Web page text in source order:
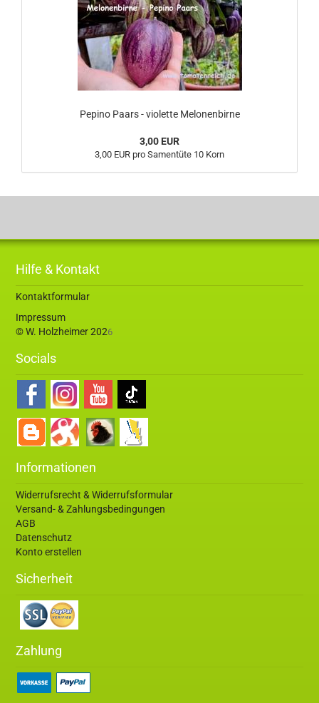
Pepino Paars - violette Melonenbirne
3,00 EUR
3,00 EUR pro Samentüte 10 Korn
Hilfe & Kontakt
Kontaktformular
Impressum
© W. Holzheimer 2026
Socials
Informationen
Widerrufsrecht & Widerrufsformular
Versand- & Zahlungsbedingungen
AGB
Datenschutz
Konto erstellen
Sicherheit
Zahlung